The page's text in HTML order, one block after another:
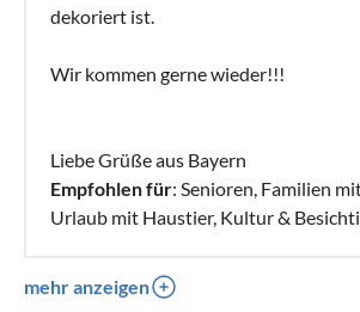
dekoriert ist.
Wir kommen gerne wieder!!!
Liebe Grüße aus Bayern
Empfohlen für: Senioren, Familien
Urlaub mit Haustier, Kultur &
mehr anzeigen